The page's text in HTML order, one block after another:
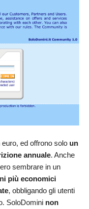
ed offrono solo un
annuale. Anche
sembrare in un
più economici
, obbligando gli utenti
SoloDomini non